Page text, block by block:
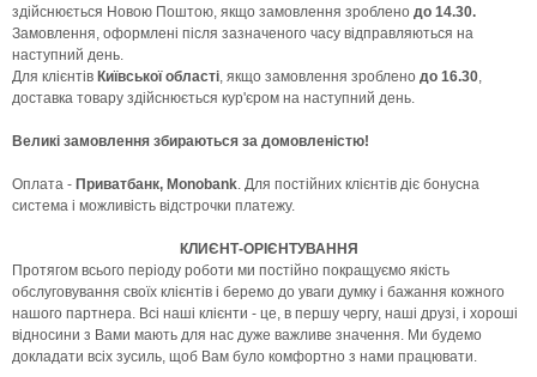
здійснюється Новою Поштою, якщо замовлення зроблено до 14.30.
Замовлення, оформлені після зазначеного часу відправляються на
наступний день.
Для клієнтів Київської області, якщо замовлення зроблено до 16.30,
доставка товару здійснюється кур'єром на наступний день.
Великі замовлення збираються за домовленістю!
Оплата - Приватбанк, Monobank. Для постійних клієнтів діє бонусна
система і можливість відстрочки платежу.
КЛИЄНТ-ОРІЄНТУВАННЯ
Протягом всього періоду роботи ми постійно покращуємо якість
обслуговування своїх клієнтів і беремо до уваги думку і бажання кожного
нашого партнера. Всі наші клієнти - це, в першу чергу, наші друзі, і хороші
відносини з Вами мають для нас дуже важливе значення. Ми будемо
докладати всіх зусиль, щоб Вам було комфортно з нами працювати.